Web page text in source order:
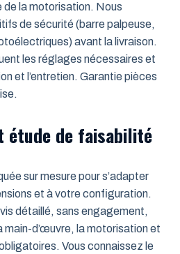
la motorisation. Nous
de sécurité (barre palpeuse,
avant la livraison.
les réglages nécessaires et
et l’entretien. Garantie pièces
étude de faisabilité
sur mesure pour s’adapter
et à votre configuration.
détaillé, sans engagement,
main-d’œuvre, la motorisation et
Vous connaissez le